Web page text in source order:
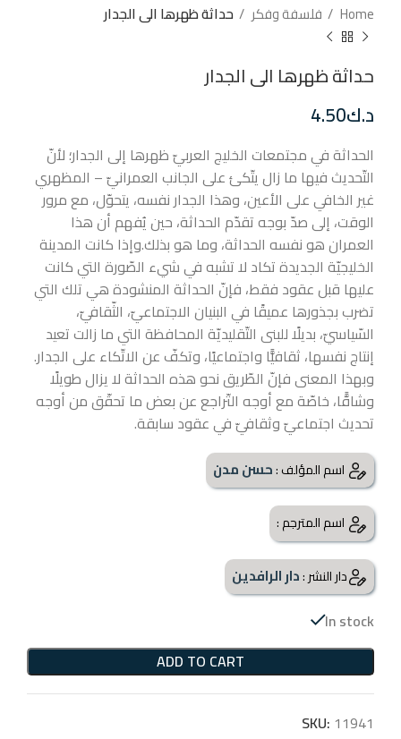
Home فلسفة وفكر حداثة ظهرها الى الجدار
حداثة ظهرها الى الجدار
د.ك4.50
الحداثة في مجتمعات الخليج العربيّ ظهرها إلى الجدار؛ لأنّ
التّحديث فيها ما زال يتّكئ على الجانب العمرانيّ – المظهري
غير الخافي على الأعين، وهذا الجدار نفسه، يتحوّل، مع مرور
الوقت، إلى صدّ بوجه تقدّم الحداثة، حين يُفهم أن هذا
العمران هو نفسه الحداثة، وما هو بذلك.وإذا كانت المدينة
الخليجيّة الجديدة تكاد لا تشبه في شيء الصّورة التي كانت
عليها قبل عقود فقط، فإنّ الحداثة المنشودة هي تلك التي
تضرب بجذورها عميقًا في البنيان الاجتماعيّ، الثّقافيّ،
السّياسيّ، بديلًا للبنى التّقليديّة المحافظة التي ما زالت تعيد
إنتاج نفسها، ثقافيًّا واجتماعيًا، وتكفّ عن الاتّكاء على الجدار.
وبهذا المعنى فإنّ الطّريق نحو هذه الحداثة لا يزال طويلًا
وشاقًّا، خاصّة مع أوجه التّراجع عن بعض ما تحقّق من أوجه
تحديث اجتماعيّ وثقافيّ في عقود سابقة.
اسم المؤلف :حسن مدن
اسم المترجم :
دار النشر :دار الرافدين
In stock
ADD TO CART
SKU: 11941